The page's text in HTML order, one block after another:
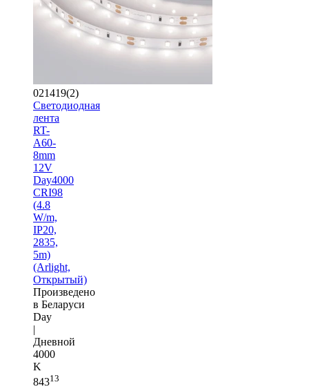
021419(2)
Светодиодная
лента
RT-
A60-
8mm
12V
Day4000
CRI98
(4.8
W/m,
IP20,
2835,
5m)
(Arlight,
Открытый)
Произведено
в Беларуси
Day
|
Дневной
4000
K
84313